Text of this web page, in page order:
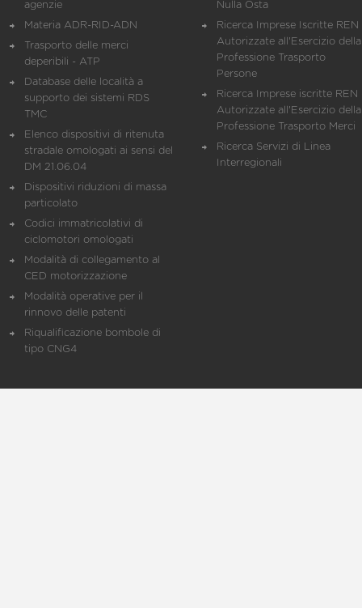
agenzie
Materia ADR-RID-ADN
Trasporto delle merci
deperibili - ATP
Database delle località a
supporto dei sistemi RDS
TMC
Elenco dispositivi di ritenuta
stradale omologati ai sensi del
DM 21.06.04
Dispositivi riduzioni di massa
particolato
Codici immatricolativi di
ciclomotori omologati
Modalità di collegamento al
CED motorizzazione
Modalità operative per il
rinnovo delle patenti
Riqualificazione bombole di
tipo CNG4
Nulla Osta
Ricerca Imprese Iscritte REN
Autorizzate all'Esercizio della
Professione Trasporto
Persone
Ricerca Imprese iscritte REN
Autorizzate all'Esercizio della
Professione Trasporto Merci
Ricerca Servizi di Linea
Interregionali